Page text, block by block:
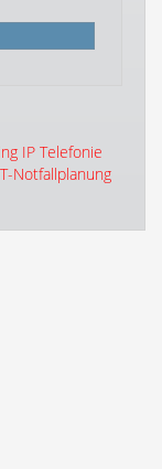
IP Telefonie
Notfallplanung